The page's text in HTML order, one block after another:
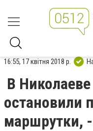
16:55, 17 квітня 2018 р.
В
остановили
маршрутки,